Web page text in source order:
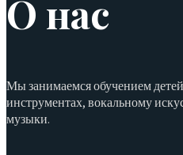
О нас
Мы занимаемся обучением
инструментах, вокальному
музыки.